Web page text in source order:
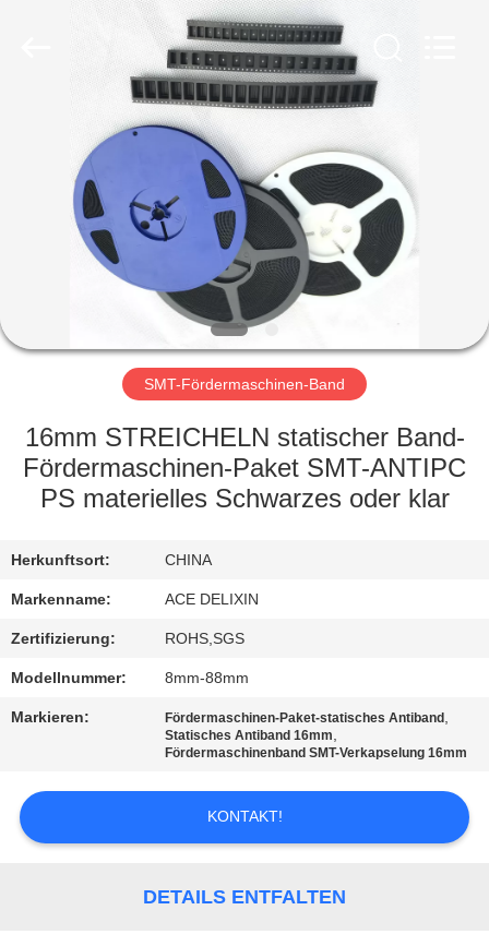
PRODUKTE
ÜBER
FABRIK-
AUSFLUG
QUALITÄTSKONTROLLE
SIE
MIT
UNS
IN
VERBINDUNG
FORDERN
SMT-Fördermaschinen-Band
16mm STREICHELN statischer Band-
Fördermaschinen-Paket SMT-ANTIPC
PS materielles Schwarzes oder klar
Herkunftsort: CHINA
Markenname: ACE DELIXIN
Zertifizierung: ROHS,SGS
Modellnummer: 8mm-88mm
Markieren: Fördermaschinen-Paket-statisches Antiband ,
Statisches Antiband 16mm,
Fördermaschinenband SMT-Verkapselung 16mm
KONTAKT!
DETAILS ENTFALTEN